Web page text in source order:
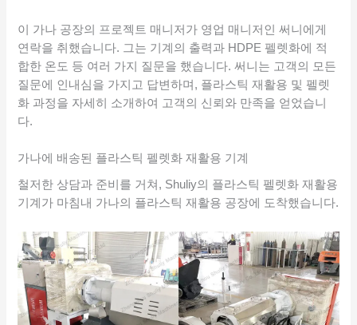
이 가나 공장의 프로젝트 매니저가 영업 매니저인 써니에게
연락을 취했습니다. 그는 기계의 출력과 HDPE 펠렛화에 적
합한 온도 등 여러 가지 질문을 했습니다. 써니는 고객의 모든
질문에 인내심을 가지고 답변하며, 플라스틱 재활용 및 펠렛
화 과정을 자세히 소개하여 고객의 신뢰와 만족을 얻었습니
다.
가나에 배송된 플라스틱 펠렛화 재활용 기계
철저한 상담과 준비를 거쳐, Shuliy의 플라스틱 펠렛화 재활용
기계가 마침내 가나의 플라스틱 재활용 공장에 도착했습니다.